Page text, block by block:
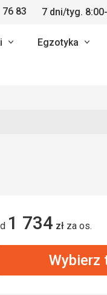
83 7 dni/tyg.
Egzotyka
1 734 zł za os.
Wybierz